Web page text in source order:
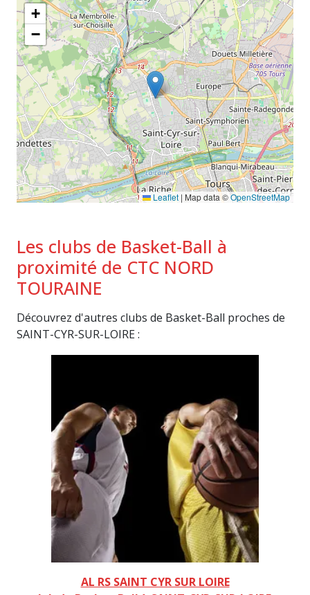
+
−
Leaflet | Map data ©OpenStreetMap
Les clubs de Basket-Ball à
proximité de CTC NORD
TOURAINE
Découvrez d'autres clubs de Basket-Ball proches de
SAINT-CYR-SUR-LOIRE :
AL RS SAINT CYR SUR LOIRE